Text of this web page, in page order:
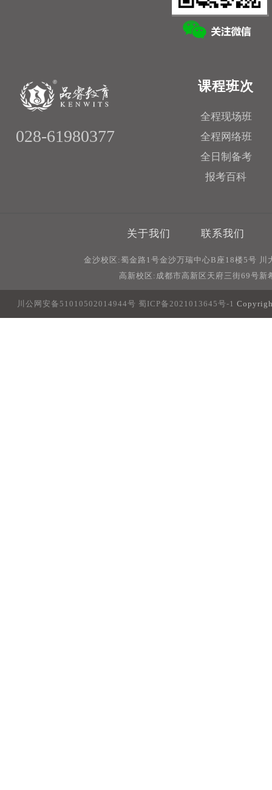
028-61980377
课程班次
全程现场班
全程网络班
全日制备考
报考百科
关于我们 联系我们
金沙校区:蜀金路1号金沙万瑞中心B座18楼5号
高新校区:成都市高新区天府三街69号
川公网安备51010502014944号 蜀ICP备2021013645号-1